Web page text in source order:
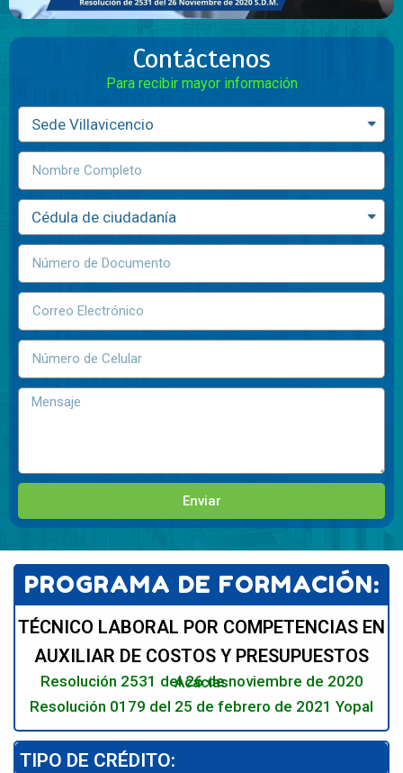
Contáctenos
Para recibir mayor información
Enviar
PROGRAMA DE FORMACIÓN:
TÉCNICO LABORAL POR COMPETENCIAS EN
AUXILIAR DE COSTOS Y PRESUPUESTOS
Resolución 2531 del 26 de noviembre de 2020 Acacias
Resolución 0179 del 25 de febrero de 2021 Yopal
TIPO DE CRÉDITO: